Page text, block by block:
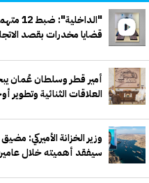
قضايا مخدرات بقصد
أمير قطر وسلطان عُمان
العلاقات الثنائية وتطوير
سيفقد أهميته خلال